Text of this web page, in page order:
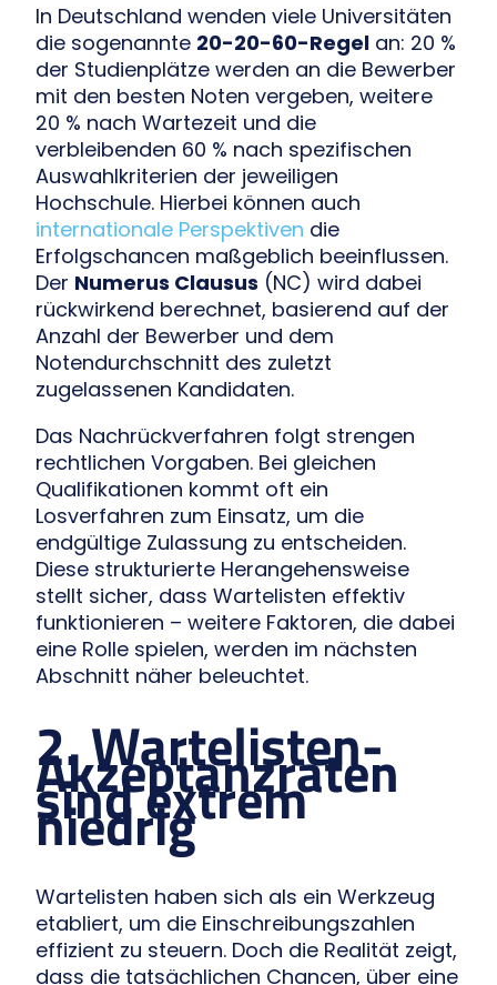
In Deutschland wenden viele Universitäten
die sogenannte 20-20-60-Regel an: 20 %
der Studienplätze werden an die Bewerber
mit den besten Noten vergeben, weitere
20 % nach Wartezeit und die
verbleibenden 60 % nach spezifischen
Auswahlkriterien der jeweiligen
Hochschule. Hierbei können auch
internationale Perspektiven die
Erfolgschancen maßgeblich beeinflussen.
Der Numerus Clausus (NC) wird dabei
rückwirkend berechnet, basierend auf der
Anzahl der Bewerber und dem
Notendurchschnitt des zuletzt
zugelassenen Kandidaten.
Das Nachrückverfahren folgt strengen
rechtlichen Vorgaben. Bei gleichen
Qualifikationen kommt oft ein
Losverfahren zum Einsatz, um die
endgültige Zulassung zu entscheiden.
Diese strukturierte Herangehensweise
stellt sicher, dass Wartelisten effektiv
funktionieren – weitere Faktoren, die dabei
eine Rolle spielen, werden im nächsten
Abschnitt näher beleuchtet.
2. Wartelisten-
Akzeptanzraten
sind extrem
niedrig
Wartelisten haben sich als ein Werkzeug
etabliert, um die Einschreibungszahlen
effizient zu steuern. Doch die Realität zeigt,
dass die tatsächlichen Chancen, über eine